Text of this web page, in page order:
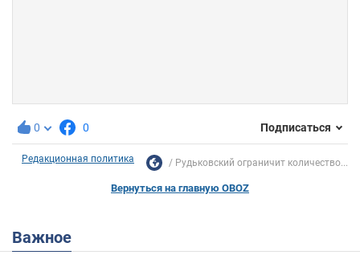
0 0 Подписаться
Редакционная политика Рудьковский ограничит количество...
Вернуться на главную OBOZ
Важное